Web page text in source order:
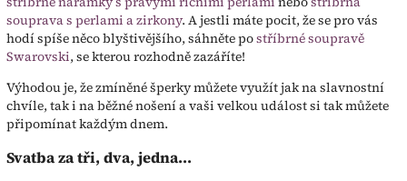
souprava s perlami a zirkony. A jestli máte pocit, že se pro vás
hodí spíše něco blyštivějšího, sáhněte postříbrné soupravě
Swarovski, se kterou rozhodně zazáříte!
Výhodou je, že zmíněné šperky můžete využít jak na slavnostní
chvíle, tak i na běžné nošení a vaši velkou událost si tak můžete
připomínat každým dnem.
Svatba za tři, dva, jedna...